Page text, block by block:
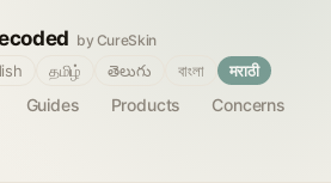
by CureSkin
Guides Products
Concerns
தமிழ் తెలుగు বাংলা मराठी